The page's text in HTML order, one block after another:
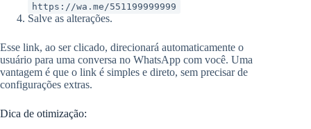
https://wa.me/551199999999
Salve as alterações.
Esse link, ao ser clicado, direcionará automaticamente o
usuário para uma conversa no WhatsApp com você. Uma
vantagem é que o link é simples e direto, sem precisar de
configurações extras.
Dica de otimização: